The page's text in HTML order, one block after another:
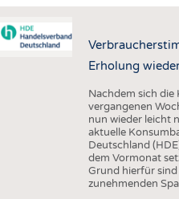
HAUS- UND HEIMTEXTILIEN
BEKLEIDUNG
AUSSCHREIBUNGEN
DTV AUSSCHREIBUNGSDIENST
Erholung
Nachdem sich
vergangenen
nun wieder leicht
aktuelle
Deutschland
dem Vormonat
Grund hierfür
zunehmenden